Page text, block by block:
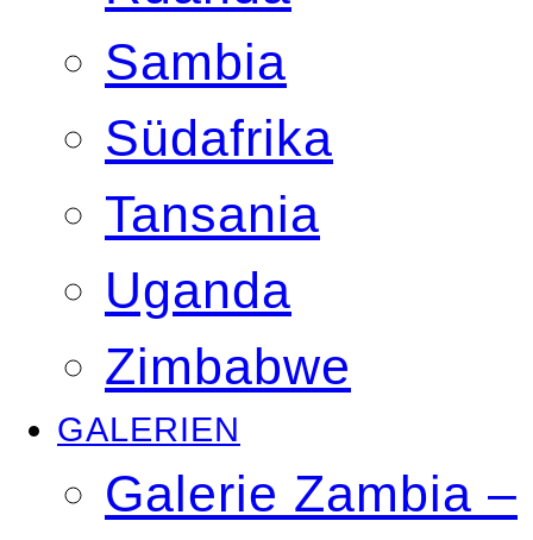
Sambia
Südafrika
Tansania
Uganda
Zimbabwe
GALERIEN
Galerie Zambia –